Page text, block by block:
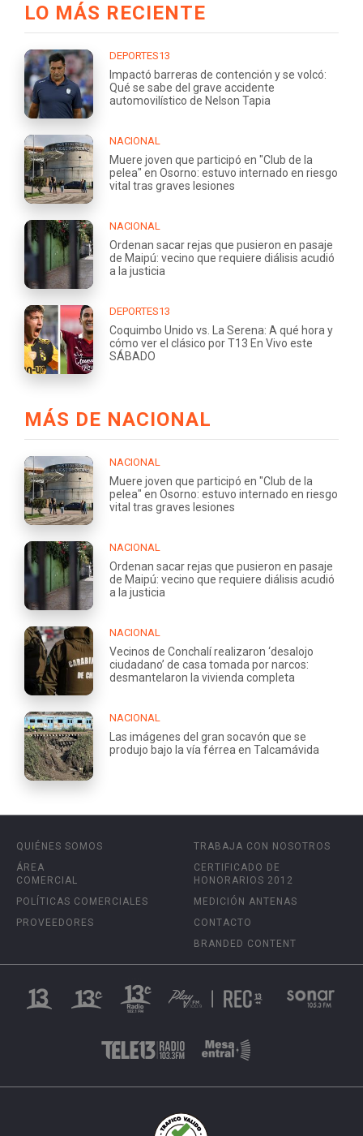
LO MÁS RECIENTE
DEPORTES13
Impactó barreras de contención y se volcó:
Qué se sabe del grave accidente
automovilístico de Nelson Tapia
NACIONAL
Muere joven que participó en "Club de la
pelea" en Osorno: estuvo internado en riesgo
vital tras graves lesiones
NACIONAL
Ordenan sacar rejas que pusieron en pasaje
de Maipú: vecino que requiere diálisis acudió
a la justicia
DEPORTES13
Coquimbo Unido vs. La Serena: A qué hora y
cómo ver el clásico por T13 En Vivo este
SÁBADO
MÁS DE NACIONAL
NACIONAL
Muere joven que participó en "Club de la
pelea" en Osorno: estuvo internado en riesgo
vital tras graves lesiones
NACIONAL
Ordenan sacar rejas que pusieron en pasaje
de Maipú: vecino que requiere diálisis acudió
a la justicia
NACIONAL
Vecinos de Conchalí realizaron ‘desalojo
ciudadano’ de casa tomada por narcos:
desmantelaron la vivienda completa
NACIONAL
Las imágenes del gran socavón que se
produjo bajo la vía férrea en Talcamávida
QUIÉNES SOMOS
ÁREA
COMERCIAL
POLÍTICAS COMERCIALES
PROVEEDORES
TRABAJA CON NOSOTROS
CERTIFICADO DE
HONORARIOS 2012
MEDICIÓN ANTENAS
CONTACTO
BRANDED CONTENT